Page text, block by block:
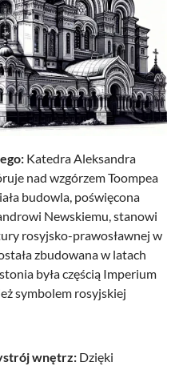
Katedra Aleksandra
nad wzgórzem Toompea
budowla, poświęcona
Newskiemu, stanowi
rosyjsko-prawosławnej w
zbudowana w latach
była częścią Imperium
symbolem rosyjskiej
wnętrz: Dzięki